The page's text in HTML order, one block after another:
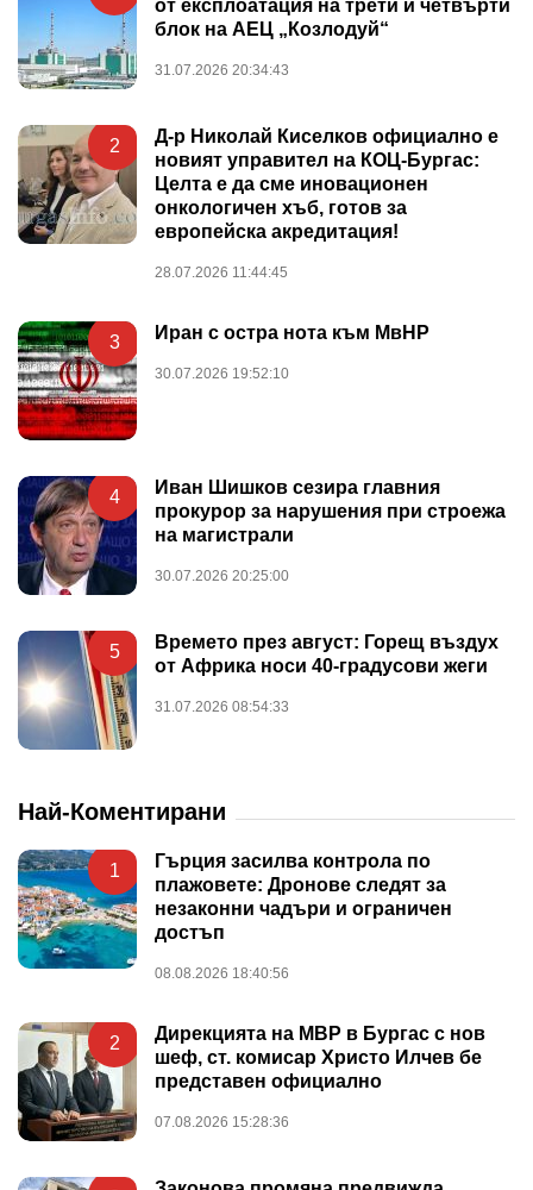
от експлоатация на трети и четвърти
блок на АЕЦ „Козлодуй“
31.07.2026 20:34:43
2
Д-р Николай Киселков официално е
новият управител на КОЦ-Бургас:
Целта е да сме иновационен
онкологичен хъб, готов за
европейска акредитация!
28.07.2026 11:44:45
3 Иран с остра нота към МвНР
30.07.2026 19:52:10
4
Иван Шишков сезира главния
прокурор за нарушения при строежа
на магистрали
30.07.2026 20:25:00
5
Времето през август: Горещ въздух
от Африка носи 40-градусови жеги
31.07.2026 08:54:33
Най-Коментирани
1
Гърция засилва контрола по
плажовете: Дронове следят за
незаконни чадъри и ограничен
достъп
08.08.2026 18:40:56
2
Дирекцията на МВР в Бургас с нов
шеф, ст. комисар Христо Илчев бе
представен официално
07.08.2026 15:28:36